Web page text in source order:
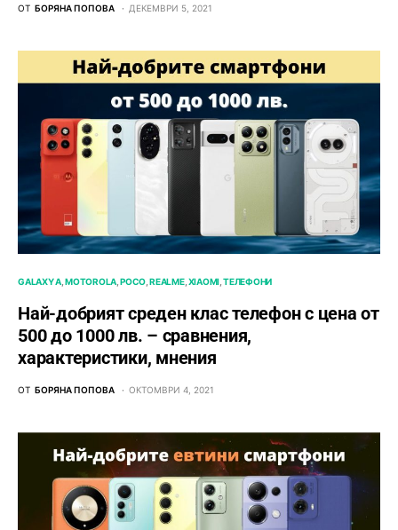
ОТ БОРЯНА ПОПОВА ДЕКЕМВРИ 5, 2021
GALAXY A MOTOROLA POCO REALME XIAOMI ТЕЛЕФОНИ
Най-добрият среден клас телефон с цена от
500 до 1000 лв. – сравнения,
характеристики, мнения
ОТ БОРЯНА ПОПОВА ОКТОМВРИ 4, 2021